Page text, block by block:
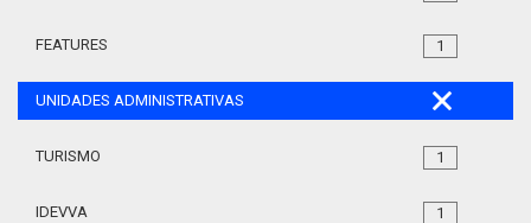
1
FEATURES
UNIDADES ADMINISTRATIVAS
1
TURISMO
1
IDEVVA